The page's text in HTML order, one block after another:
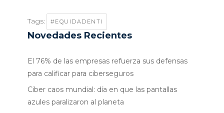
Tags: #EQUIDADENTI
Novedades Recientes
El 76% de las empresas refuerza sus defensas
para calificar para ciberseguros
Ciber caos mundial: día en que las pantallas
azules paralizaron al planeta